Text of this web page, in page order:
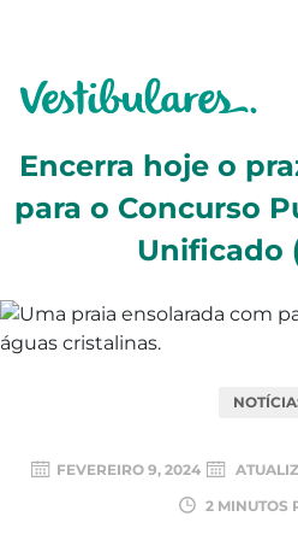
Encerra hoje o
para o Concurso
Unificado
FEVEREIRO 9, 2024
2 MINUTOS